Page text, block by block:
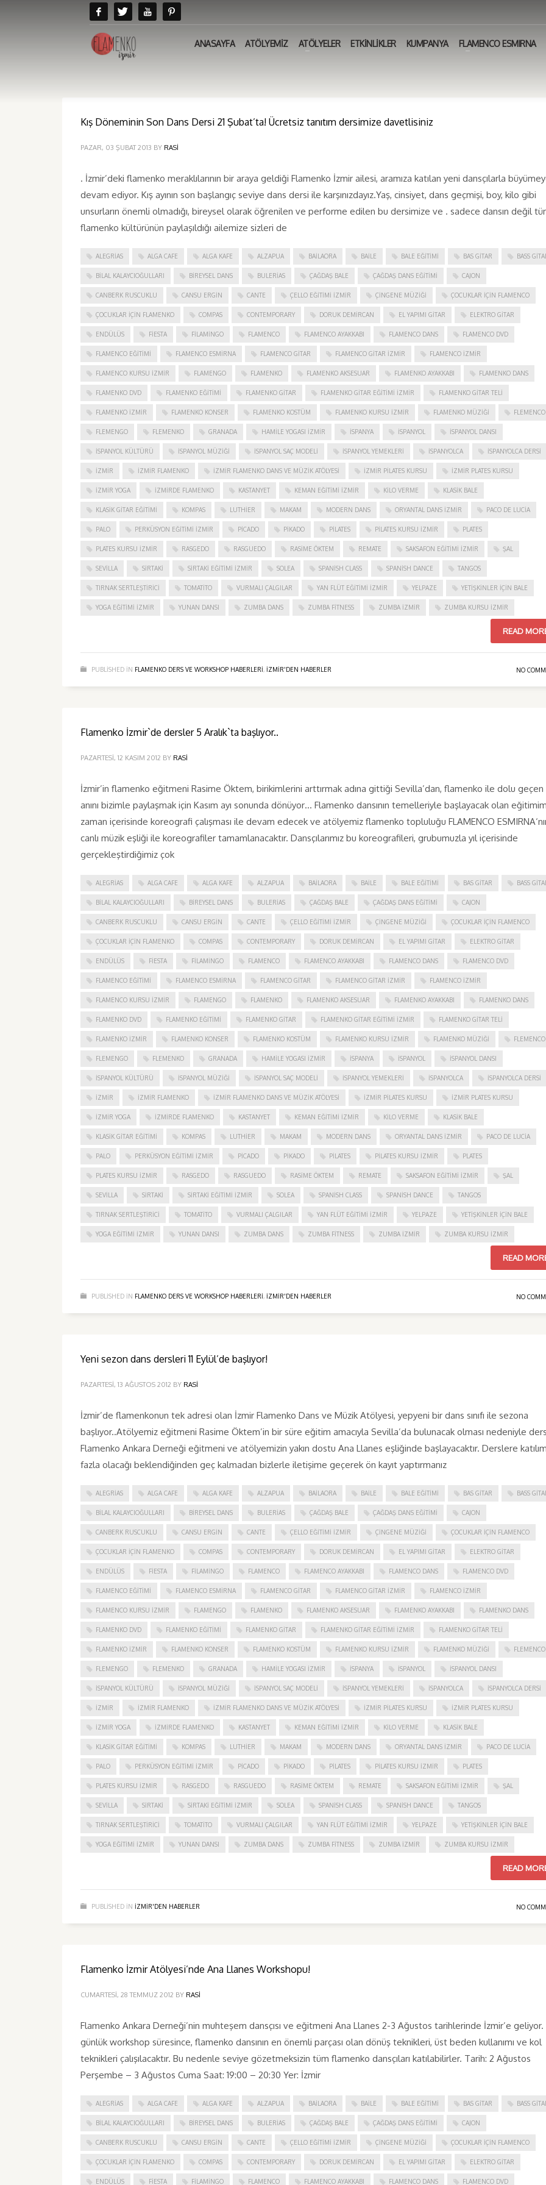
ANASAYFA ATÖLYEMİZ ATÖLYELER ETKİNLİKLER KUMPANYA FLAMENCO ESMIRNA
Kış Döneminin Son Dans Dersi 21 Şubat’ta! Ücretsiz tanıtım dersimize davetlisiniz
PAZAR, 03 ŞUBAT 2013 BY RASI
. İzmir’deki flamenko meraklılarının bir araya geldiği Flamenko İzmir ailesi, aramıza katılan yeni dansçılarla
devam ediyor. Kış ayının son başlangıç seviye dans dersi ile karşınızdayız.Yaş, cinsiyet, dans geçmişi, boy, kilo gibi
unsurların önemli olmadığı, bireysel olarak öğrenilen ve performe edilen bu dersimize ve . sadece dansın değil
flamenko kültürünün paylaşıldığı ailemize sizleri de
ALEGRIAS ALGA CAFE ALGA KAFE ALZAPUA BAILAORA BAILE BALE EĞITIMI BAS GITAR BASS
BILAL KALAYCIOĞULLARI BIREYSEL DANS BULERIAS ÇAĞDAŞ BALE ÇAĞDAŞ DANS EĞITIMI CAJON
CANBERK RUSCUKLU CANSU ERGIN CANTE ÇELLO EĞITIMI İZMIR ÇINGENE MÜZIĞI ÇOCUKLAR IÇIN FLAMENCO
ÇOCUKLAR IÇIN FLAMENKO COMPAS CONTEMPORARY DORUK DEMIRCAN EL YAPIMI GITAR ELEKTRO GITAR
ENDÜLÜS FIESTA FILAMINGO FLAMENCO FLAMENCO AYAKKABI FLAMENCO DANS FLAMENCO DVD
FLAMENCO EĞITIMI FLAMENCO ESMIRNA FLAMENCO GITAR FLAMENCO GITAR İZMIR FLAMENCO IZMIR
FLAMENCO KURSU İZMIR FLAMENGO FLAMENKO FLAMENKO AKSESUAR FLAMENKO AYAKKABI FLAMENKO DANS
FLAMENKO DVD FLAMENKO EĞITIMI FLAMENKO GITAR FLAMENKO GITAR EĞITIMI İZMIR FLAMENKO GITAR TELI
FLAMENKO IZMIR FLAMENKO KONSER FLAMENKO KOSTÜM FLAMENKO KURSU İZMIR FLAMENKO MÜZIĞI FLEMENCO
FLEMENGO FLEMENKO GRANADA HAMILE YOGASI İZMIR ISPANYA İSPANYOL İSPANYOL DANSI
İSPANYOL KÜLTÜRÜ İSPANYOL MÜZIĞI İSPANYOL SAÇ MODELI İSPANYOL YEMEKLERI İSPANYOLCA İSPANYOLCA DERSI
IZMIR IZMIR FLAMENKO İZMIR FLAMENKO DANS VE MÜZIK ATÖLYESI İZMIR PILATES KURSU İZMIR PLATES KURSU
İZMIR YOGA IZMIRDE FLAMENKO KASTANYET KEMAN EĞITIMI İZMIR KILO VERME KLASIK BALE
KLASIK GITAR EĞITIMI KOMPAS LUTHIER MAKAM MODERN DANS ORYANTAL DANS İZMIR PACO DE LUCIA
PALO PERKÜSYON EĞITIMI İZMIR PICADO PIKADO PILATES PILATES KURSU İZMIR PLATES
PLATES KURSU İZMIR RASGEDO RASGUEDO RASIME ÖKTEM REMATE SAKSAFON EĞITIMI İZMIR ŞAL
SEVILLA SIRTAKI SIRTAKI EĞITIMI İZMIR SOLEA SPANISH CLASS SPANISH DANCE TANGOS
TIRNAK SERTLEŞTIRICI TOMATITO VURMALI ÇALGILAR YAN FLÜT EĞITIMI İZMIR YELPAZE YETIŞKINLER IÇIN BALE
YOGA EĞITIMI İZMIR YUNAN DANSI ZUMBA DANS ZUMBA FITNESS ZUMBA İZMIR ZUMBA KURSU İZMIR
READ
PUBLISHED IN FLAMENKO DERS VE WORKSHOP HABERLERI, IZMIR'DEN HABERLER NO
Flamenko İzmir`de dersler 5 Aralık`ta başlıyor..
PAZARTESI, 12 KASIM 2012 BY RASI
İzmir’in flamenko eğitmeni Rasime Öktem, birikimlerini arttırmak adına gittiği Sevilla’dan, flamenko ile dolu geçen
anını bizimle paylaşmak için Kasım ayı sonunda dönüyor… Flamenko dansının temelleriyle başlayacak olan
zaman içerisinde koreografi çalışması ile devam edecek ve atölyemiz flamenko topluluğu FLAMENCO
canlı müzik eşliği ile koreografiler tamamlanacaktır. Dansçılarımız bu koreografileri, grubumuzla yıl içerisinde
gerçekleştirdiğimiz çok
ALEGRIAS ALGA CAFE ALGA KAFE ALZAPUA BAILAORA BAILE BALE EĞITIMI BAS GITAR BASS
BILAL KALAYCIOĞULLARI BIREYSEL DANS BULERIAS ÇAĞDAŞ BALE ÇAĞDAŞ DANS EĞITIMI CAJON
CANBERK RUSCUKLU CANSU ERGIN CANTE ÇELLO EĞITIMI İZMIR ÇINGENE MÜZIĞI ÇOCUKLAR IÇIN FLAMENCO
ÇOCUKLAR IÇIN FLAMENKO COMPAS CONTEMPORARY DORUK DEMIRCAN EL YAPIMI GITAR ELEKTRO GITAR
ENDÜLÜS FIESTA FILAMINGO FLAMENCO FLAMENCO AYAKKABI FLAMENCO DANS FLAMENCO DVD
FLAMENCO EĞITIMI FLAMENCO ESMIRNA FLAMENCO GITAR FLAMENCO GITAR İZMIR FLAMENCO IZMIR
FLAMENCO KURSU İZMIR FLAMENGO FLAMENKO FLAMENKO AKSESUAR FLAMENKO AYAKKABI FLAMENKO DANS
FLAMENKO DVD FLAMENKO EĞITIMI FLAMENKO GITAR FLAMENKO GITAR EĞITIMI İZMIR FLAMENKO GITAR TELI
FLAMENKO IZMIR FLAMENKO KONSER FLAMENKO KOSTÜM FLAMENKO KURSU İZMIR FLAMENKO MÜZIĞI FLEMENCO
FLEMENGO FLEMENKO GRANADA HAMILE YOGASI İZMIR ISPANYA İSPANYOL İSPANYOL DANSI
İSPANYOL KÜLTÜRÜ İSPANYOL MÜZIĞI İSPANYOL SAÇ MODELI İSPANYOL YEMEKLERI İSPANYOLCA İSPANYOLCA DERSI
IZMIR IZMIR FLAMENKO İZMIR FLAMENKO DANS VE MÜZIK ATÖLYESI İZMIR PILATES KURSU İZMIR PLATES KURSU
İZMIR YOGA IZMIRDE FLAMENKO KASTANYET KEMAN EĞITIMI İZMIR KILO VERME KLASIK BALE
KLASIK GITAR EĞITIMI KOMPAS LUTHIER MAKAM MODERN DANS ORYANTAL DANS İZMIR PACO DE LUCIA
PALO PERKÜSYON EĞITIMI İZMIR PICADO PIKADO PILATES PILATES KURSU İZMIR PLATES
PLATES KURSU İZMIR RASGEDO RASGUEDO RASIME ÖKTEM REMATE SAKSAFON EĞITIMI İZMIR ŞAL
SEVILLA SIRTAKI SIRTAKI EĞITIMI İZMIR SOLEA SPANISH CLASS SPANISH DANCE TANGOS
TIRNAK SERTLEŞTIRICI TOMATITO VURMALI ÇALGILAR YAN FLÜT EĞITIMI İZMIR YELPAZE YETIŞKINLER IÇIN BALE
YOGA EĞITIMI İZMIR YUNAN DANSI ZUMBA DANS ZUMBA FITNESS ZUMBA İZMIR ZUMBA KURSU İZMIR
READ
PUBLISHED IN FLAMENKO DERS VE WORKSHOP HABERLERI, IZMIR'DEN HABERLER NO
Yeni sezon dans dersleri 11 Eylül’de başlıyor!
PAZARTESI, 13 AĞUSTOS 2012 BY RASI
İzmir’de flamenkonun tek adresi olan İzmir Flamenko Dans ve Müzik Atölyesi, yepyeni bir dans sınıfı ile sezona
başlıyor..Atölyemiz eğitmeni Rasime Öktem’in bir süre eğitim amacıyla Sevilla’da bulunacak olması nedeniyle
Flamenko Ankara Derneği eğitmeni ve atölyemizin yakın dostu Ana Llanes eşliğinde başlayacaktır. Derslere
fazla olacağı beklendiğinden geç kalmadan bizlerle iletişime geçerek ön kayıt yaptırmanız
ALEGRIAS ALGA CAFE ALGA KAFE ALZAPUA BAILAORA BAILE BALE EĞITIMI BAS GITAR BASS
BILAL KALAYCIOĞULLARI BIREYSEL DANS BULERIAS ÇAĞDAŞ BALE ÇAĞDAŞ DANS EĞITIMI CAJON
CANBERK RUSCUKLU CANSU ERGIN CANTE ÇELLO EĞITIMI İZMIR ÇINGENE MÜZIĞI ÇOCUKLAR IÇIN FLAMENCO
ÇOCUKLAR IÇIN FLAMENKO COMPAS CONTEMPORARY DORUK DEMIRCAN EL YAPIMI GITAR ELEKTRO GITAR
ENDÜLÜS FIESTA FILAMINGO FLAMENCO FLAMENCO AYAKKABI FLAMENCO DANS FLAMENCO DVD
FLAMENCO EĞITIMI FLAMENCO ESMIRNA FLAMENCO GITAR FLAMENCO GITAR İZMIR FLAMENCO IZMIR
FLAMENCO KURSU İZMIR FLAMENGO FLAMENKO FLAMENKO AKSESUAR FLAMENKO AYAKKABI FLAMENKO DANS
FLAMENKO DVD FLAMENKO EĞITIMI FLAMENKO GITAR FLAMENKO GITAR EĞITIMI İZMIR FLAMENKO GITAR TELI
FLAMENKO IZMIR FLAMENKO KONSER FLAMENKO KOSTÜM FLAMENKO KURSU İZMIR FLAMENKO MÜZIĞI FLEMENCO
FLEMENGO FLEMENKO GRANADA HAMILE YOGASI İZMIR ISPANYA İSPANYOL İSPANYOL DANSI
İSPANYOL KÜLTÜRÜ İSPANYOL MÜZIĞI İSPANYOL SAÇ MODELI İSPANYOL YEMEKLERI İSPANYOLCA İSPANYOLCA DERSI
IZMIR IZMIR FLAMENKO İZMIR FLAMENKO DANS VE MÜZIK ATÖLYESI İZMIR PILATES KURSU İZMIR PLATES KURSU
İZMIR YOGA IZMIRDE FLAMENKO KASTANYET KEMAN EĞITIMI İZMIR KILO VERME KLASIK BALE
KLASIK GITAR EĞITIMI KOMPAS LUTHIER MAKAM MODERN DANS ORYANTAL DANS İZMIR PACO DE LUCIA
PALO PERKÜSYON EĞITIMI İZMIR PICADO PIKADO PILATES PILATES KURSU İZMIR PLATES
PLATES KURSU İZMIR RASGEDO RASGUEDO RASIME ÖKTEM REMATE SAKSAFON EĞITIMI İZMIR ŞAL
SEVILLA SIRTAKI SIRTAKI EĞITIMI İZMIR SOLEA SPANISH CLASS SPANISH DANCE TANGOS
TIRNAK SERTLEŞTIRICI TOMATITO VURMALI ÇALGILAR YAN FLÜT EĞITIMI İZMIR YELPAZE YETIŞKINLER IÇIN BALE
YOGA EĞITIMI İZMIR YUNAN DANSI ZUMBA DANS ZUMBA FITNESS ZUMBA İZMIR ZUMBA KURSU İZMIR
READ
PUBLISHED IN IZMIR'DEN HABERLER NO
Flamenko İzmir Atölyesi’nde Ana Llanes Workshopu!
CUMARTESI, 28 TEMMUZ 2012 BY RASI
Flamenko Ankara Derneği’nin muhteşem dansçısı ve eğitmeni Ana Llanes 2-3 Ağustos tarihlerinde İzmir’e geliyor.
günlük workshop süresince, flamenko dansının en önemli parçası olan dönüş teknikleri, üst beden kullanımı ve kol
teknikleri çalışılacaktır. Bu nedenle seviye gözetmeksizin tüm flamenko dansçıları katılabilirler. Tarih: 2 Ağustos
Perşembe – 3 Ağustos Cuma Saat: 19:00 – 20:30 Yer: İzmir
ALEGRIAS ALGA CAFE ALGA KAFE ALZAPUA BAILAORA BAILE BALE EĞITIMI BAS GITAR BASS
BILAL KALAYCIOĞULLARI BIREYSEL DANS BULERIAS ÇAĞDAŞ BALE ÇAĞDAŞ DANS EĞITIMI CAJON
CANBERK RUSCUKLU CANSU ERGIN CANTE ÇELLO EĞITIMI İZMIR ÇINGENE MÜZIĞI ÇOCUKLAR IÇIN FLAMENCO
ÇOCUKLAR IÇIN FLAMENKO COMPAS CONTEMPORARY DORUK DEMIRCAN EL YAPIMI GITAR ELEKTRO GITAR
ENDÜLÜS FIESTA FILAMINGO FLAMENCO FLAMENCO AYAKKABI FLAMENCO DANS FLAMENCO DVD